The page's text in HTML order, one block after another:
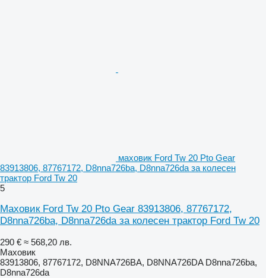
маховик Ford Tw 20 Pto Gear
83913806, 87767172, D8nna726ba, D8nna726da за колесен
трактор Ford Tw 20
5
Маховик Ford Tw 20 Pto Gear 83913806, 87767172,
D8nna726ba, D8nna726da за колесен трактор Ford Tw 20
290 € ≈ 568,20 лв.
Маховик
83913806, 87767172, D8NNA726BA, D8NNA726DA D8nna726ba,
D8nna726da